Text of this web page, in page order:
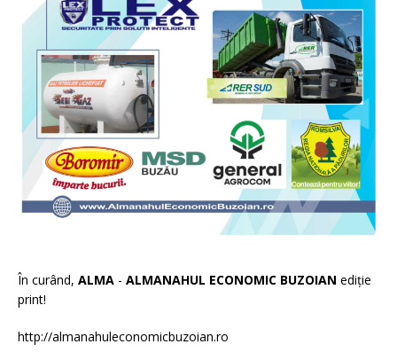
În curând, ALMA - ALMANAHUL ECONOMIC BUZOIAN ediție
print!
http://almanahuleconomicbuzoian.ro